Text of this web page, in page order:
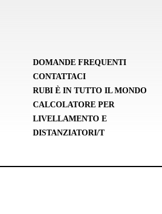
DOMANDE FREQUENTI
CONTATTACI
RUBI È IN TUTTO IL MONDO
CALCOLATORE PER
LIVELLAMENTO E
DISTANZIATORI/T